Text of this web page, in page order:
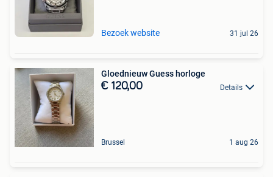
Bezoek website 31 jul 26
Gloednieuw Guess horloge
€ 120,00 Details
Brussel 1 aug 26